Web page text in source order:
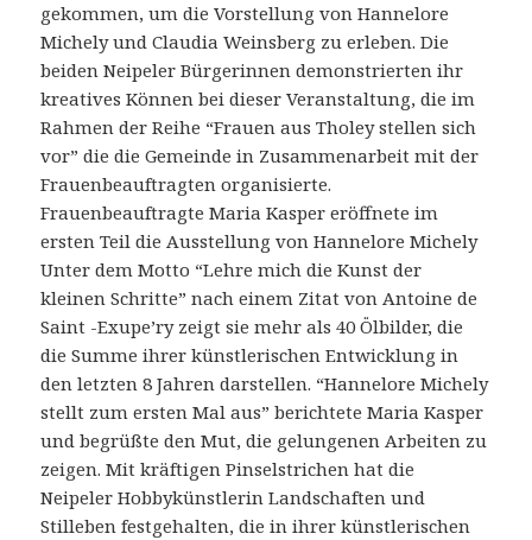
gekommen, um die Vorstellung von Hannelore
Michely und Claudia Weinsberg zu erleben. Die
beiden Neipeler Bürgerinnen demonstrierten ihr
kreatives Können bei dieser Veranstaltung, die im
Rahmen der Reihe “Frauen aus Tholey stellen sich
vor” die die Gemeinde in Zusammenarbeit mit der
Frauenbeauftragten organisierte.
Frauenbeauftragte Maria Kasper eröffnete im
ersten Teil die Ausstellung von Hannelore Michely
Unter dem Motto “Lehre mich die Kunst der
kleinen Schritte” nach einem Zitat von Antoine de
Saint -Exupe’ry zeigt sie mehr als 40 Ölbilder, die
die Summe ihrer künstlerischen Entwicklung in
den letzten 8 Jahren darstellen. “Hannelore Michely
stellt zum ersten Mal aus” berichtete Maria Kasper
und begrüßte den Mut, die gelungenen Arbeiten zu
zeigen. Mit kräftigen Pinselstrichen hat die
Neipeler Hobbykünstlerin Landschaften und
Stilleben festgehalten, die in ihrer künstlerischen